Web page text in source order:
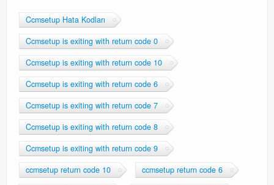
Ccmsetup Hata Kodları
Ccmsetup is exiting with return code 0
Ccmsetup is exiting with return code 10
Ccmsetup is exiting with return code 6
Ccmsetup is exiting with return code 7
Ccmsetup is exiting with return code 8
Ccmsetup is exiting with return code 9
ccmsetup return code 10
ccmsetup return code 6